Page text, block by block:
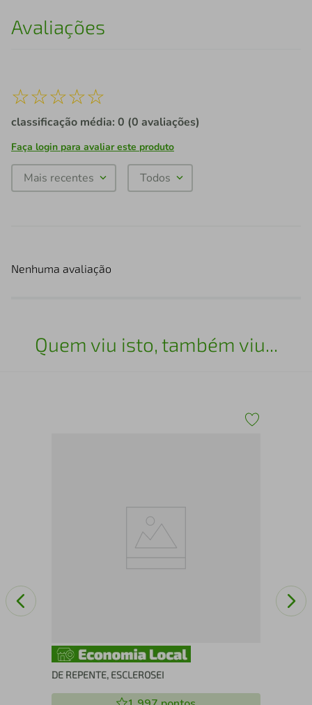
Avaliações
☆☆☆☆☆
classificação média: 0 (0 avaliações)
Faça login para avaliar este produto
Mais recentes Todos
Nenhuma avaliação
Quem viu isto, também viu...
DE REPENTE, ESCLEROSEI